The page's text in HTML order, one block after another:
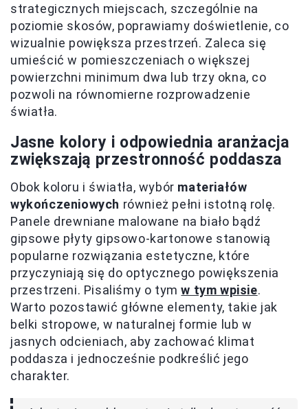
strategicznych miejscach, szczególnie na
poziomie skosów, poprawiamy doświetlenie, co
wizualnie powiększa przestrzeń. Zaleca się
umieścić w pomieszczeniach o większej
powierzchni minimum dwa lub trzy okna, co
pozwoli na równomierne rozprowadzenie
światła.
Jasne kolory i odpowiednia aranżacja
zwiększają przestronność poddasza
Obok koloru i światła, wybór materiałów
wykończeniowych również pełni istotną rolę.
Panele drewniane malowane na biało bądź
gipsowe płyty gipsowo-kartonowe stanowią
popularne rozwiązania estetyczne, które
przyczyniają się do optycznego powiększenia
przestrzeni. Pisaliśmy o tymw tym wpisie.
Warto pozostawić główne elementy, takie jak
belki stropowe, w naturalnej formie lub w
jasnych odcieniach, aby zachować klimat
poddasza i jednocześnie podkreślić jego
charakter.